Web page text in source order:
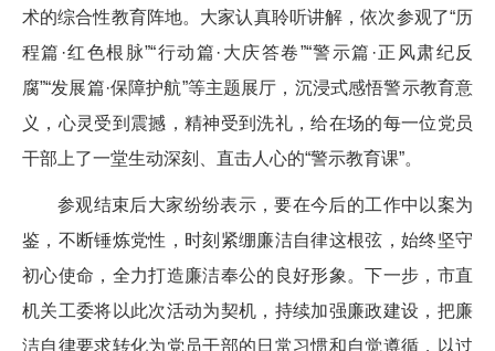
术的综合性教育阵地。大家认真聆听讲解，依次参观了“历
程篇·红色根脉”“行动篇·大庆答卷”“警示篇·正风肃纪反
腐”“发展篇·保障护航”等主题展厅，沉浸式感悟警示教育意
义，心灵受到震撼，精神受到洗礼，给在场的每一位党员
干部上了一堂生动深刻、直击人心的“警示教育课”。
参观结束后大家纷纷表示，要在今后的工作中以案为
鉴，不断锤炼党性，时刻紧绷廉洁自律这根弦，始终坚守
初心使命，全力打造廉洁奉公的良好形象。下一步，市直
机关工委将以此次活动为契机，持续加强廉政建设，把廉
洁自律要求转化为党员干部的日常习惯和自觉遵循，以过